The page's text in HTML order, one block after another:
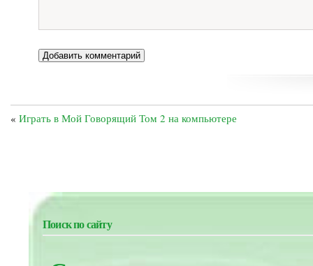
« Играть в Мой Говорящий Том 2 на компьютере
Поиск по сайту